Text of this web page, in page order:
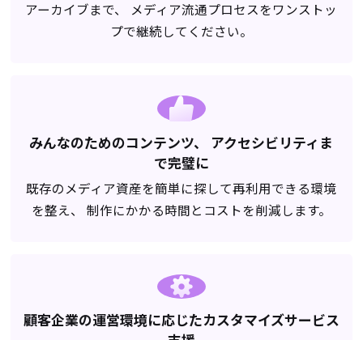
アーカイブまで、 メディア流通プロセスをワンストッ
プで継続してください。
みんなのためのコンテンツ、
アクセシビリティま
で完璧に
既存のメディア資産を簡単に探して再利用できる環境
を整え、 制作にかかる時間とコストを削減します。
顧客企業の運営環境に応じたカスタマイズサービス